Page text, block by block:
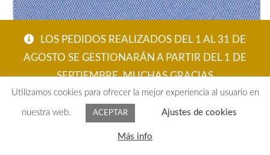
LOS PEDIDOS REALIZADOS DEL 1 AL 31 DE
AGOSTO SE GESTIONARÁN A PARTIR DEL 1 DE
SEPTIEMBRE. MUCHAS GRACIAS
ACEPTAR
hasta
Utilizamos cookies para ofrecer la mejor experiencia al usuario en
nuestra web. ACEPTAR Ajustes de cookies
Más info